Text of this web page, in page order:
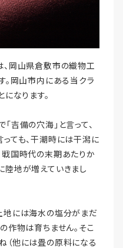
、岡山県倉敷市の織物工
岡山市内にある当クラ
になります。
吉備の穴海」と言って、
ても、干潮時には干潟に
戦国時代の末期あたりか
陸地が増えていきまし
地には海水の塩分がまだ
作物は育ちません。そこ
（他には畳の原料になる